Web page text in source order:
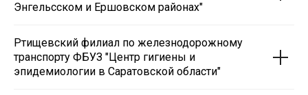
Энгельсском и Ершовском районах"
Ртищевский филиал по железнодорожному
транспорту ФБУЗ "Центр гигиены и
эпидемиологии в Саратовской области"